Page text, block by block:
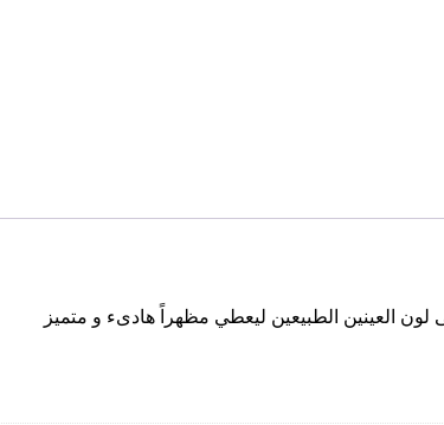
العينين الطبيعين ليعطي مظهراً هادىء و متميز